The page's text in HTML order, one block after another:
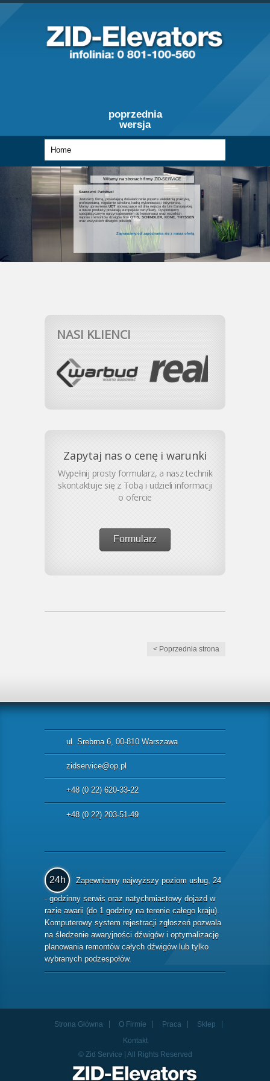
poprzednia
wersja
Witamy na stronach firmy ZID-SERVICE
Szanowni Państwo!
Jesteśmy firmą, posiadającą doświadczenie poparte wieloletnią praktyką,
profesjonalną, regularnie szkoloną kadrą wykonawczą i inżynierską.
Mamy uprawnieniaUDT obowiązujące od dnia wejścia do Unii Europejskiej,
a nasze produkty posiadają europejskie certyfikaty. Dysponujemy
specjalistycznym oprzyrządowaniem do konserwacji oraz wszelkich
napraw i remontów dźwigów firmOTIS, SCHINDLER, KONE, THYSSEN
oraz wszystkich dźwigów polskich.
Zapraszamy od zapoznania się z nasza ofertą
NASI KLIENCI
Zapytaj nas o cenę i warunki
Wypełnij prosty formularz, a nasz technik
skontaktuje się z Tobą i udzieli informacji
o ofercie
Formularz
< Poprzednia strona
ul. Srebrna 6, 00-810 Warszawa
zidservice@op.pl
+48 (0 22) 620-33-22
+48 (0 22) 203-51-49
24h
Zapewniamy najwyższy poziom usług, 24
- godzinny serwis oraz natychmiastowy dojazd w
razie awarii (do 1 godziny na terenie całego kraju).
Komputerowy system rejestracji zgłoszeń pozwala
na śledzenie awaryjności dźwigów i optymalizację
planowania remontów całych dźwigów lub tylko
wybranych podzespołów.
Strona Główna O Firmie Praca
Sklep
Kontakt
© Zid Service | All Rights Reserved